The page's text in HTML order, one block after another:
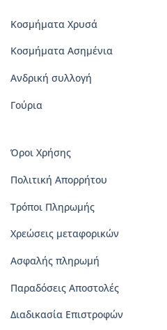
Κοσμήματα Χρυσά
Κοσμήματα Ασημένια
Ανδρική συλλογή
Γούρια
Όροι Χρήσης
Πολιτική Απορρήτου
Τρόποι Πληρωμής
Χρεώσεις μεταφορικών
Ασφαλής πληρωμή
Παραδόσεις Αποστολές
Διαδικασία Επιστροφών